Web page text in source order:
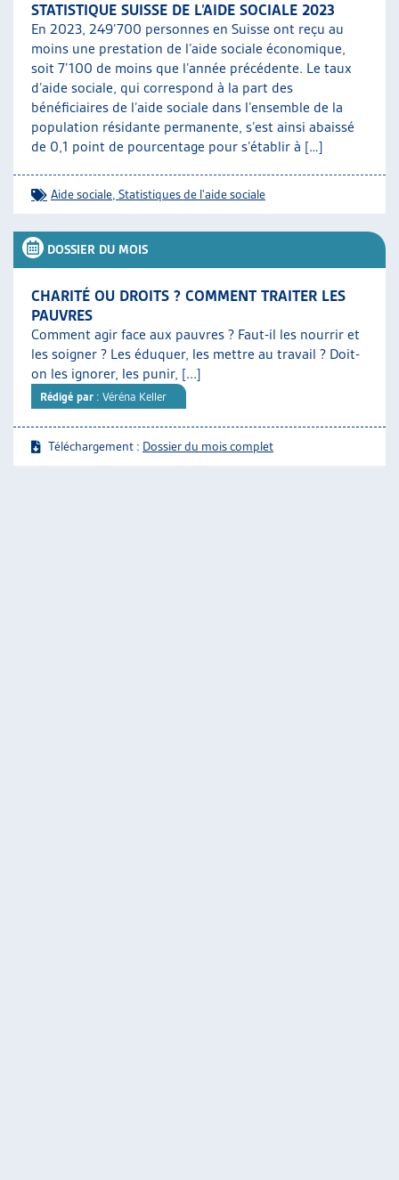
STATISTIQUE SUISSE DE L’AIDE SOCIALE 2023
En 2023, 249’700 personnes en Suisse ont reçu au
moins une prestation de l’aide sociale économique,
soit 7’100 de moins que l’année précédente. Le taux
d’aide sociale, qui correspond à la part des
bénéficiaires de l’aide sociale dans l’ensemble de la
population résidante permanente, s’est ainsi abaissé
de 0,1 point de pourcentage pour s’établir à […]
Aide sociale, Statistiques de l'aide sociale
DOSSIER DU MOIS
CHARITÉ OU DROITS ? COMMENT TRAITER LES
PAUVRES
Comment agir face aux pauvres ? Faut-il les nourrir et
les soigner ? Les éduquer, les mettre au travail ? Doit-
on les ignorer, les punir, [...]
Rédigé par : Véréna Keller
Téléchargement : Dossier du mois complet